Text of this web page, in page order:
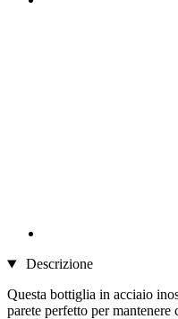
Descrizione
Questa bottiglia in acciaio
parete perfetto per mantenere